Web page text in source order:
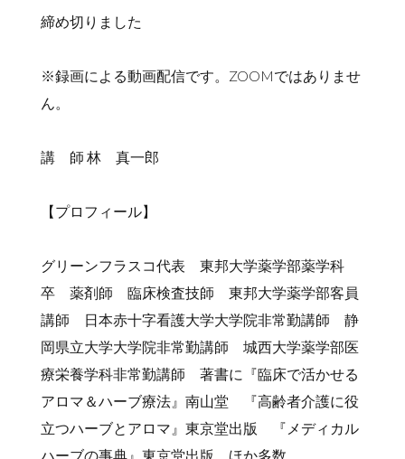
締め切りました
※録画による動画配信です。ZOOMではありませ
ん。
講 師 林 真一郎
【プロフィール】
グリーンフラスコ代表 東邦大学薬学部薬学科
卒 薬剤師 臨床検査技師 東邦大学薬学部客員
講師 日本赤十字看護大学大学院非常勤講師 静
岡県立大学大学院非常勤講師 城西大学薬学部医
療栄養学科非常勤講師 著書に『臨床で活かせる
アロマ＆ハーブ療法』南山堂 『高齢者介護に役
立つハーブとアロマ』東京堂出版 『メディカル
ハーブの事典』東京堂出版 ほか多数